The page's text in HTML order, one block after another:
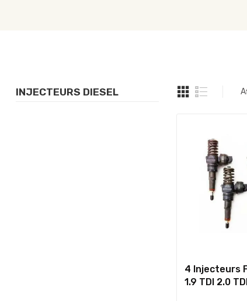
INJECTEURS DIESEL
4 Injecteurs
1.9 TDI 2.0